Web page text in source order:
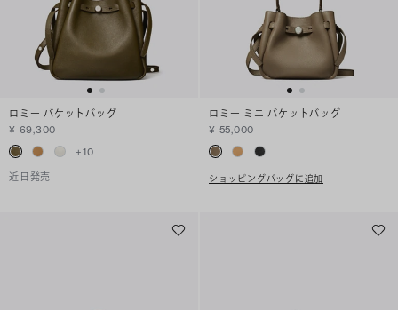
ロミー バケットバッグ
¥ 69,300
+10
近日発売
ロミー ミニ バケットバッグ
¥ 55,000
ショッピングバッグに追加